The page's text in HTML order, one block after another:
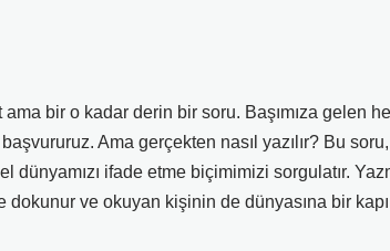
ama bir o kadar derin bir soru. Başımıza gelen
Ama gerçekten nasıl yazılır? Bu
dünyamızı ifade etme biçimimizi sorgulatır.
ve okuyan kişinin de dünyasına bir kapı